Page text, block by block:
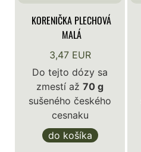
KORENIČKA PLECHOVÁ
MALÁ
3,47 EUR
Do tejto dózy sa
zmestí až70 g
sušeného českého
cesnaku
do košíka